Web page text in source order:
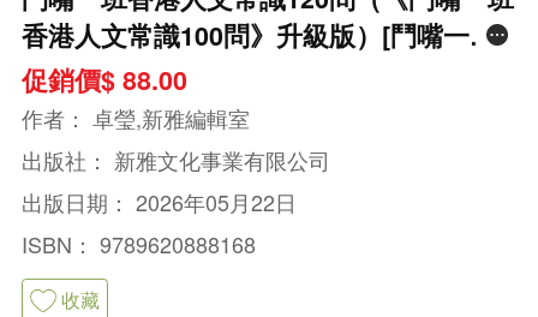
香港人文常識100問》升級版）[鬥嘴一班
學習系列]
促銷價$ 88.00
作者： 卓瑩,新雅編輯室
出版社： 新雅文化事業有限公司
出版日期： 2026年05月22日
ISBN： 9789620888168
收藏